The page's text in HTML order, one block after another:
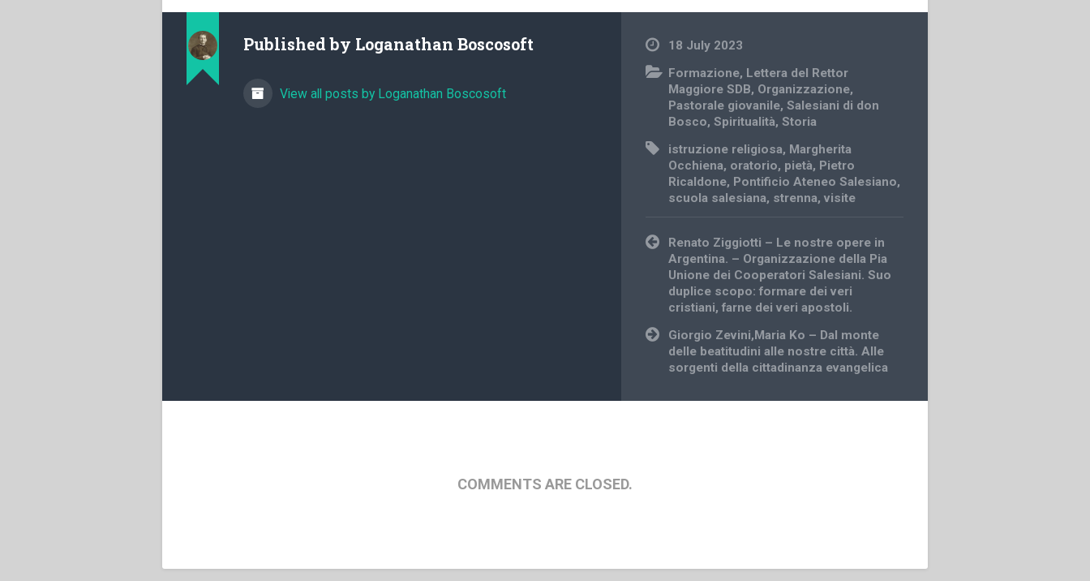
Published by Loganathan Boscosoft
View all posts by Loganathan Boscosoft
18 July 2023
Formazione, Lettera del Rettor
Maggiore SDB, Organizzazione,
Pastorale giovanile,Salesiani di don
Bosco,Spiritualità,Storia
istruzione religiosa, Margherita
Occhiena, oratorio, pietà, Pietro
Ricaldone, Pontificio Ateneo Salesiano,
scuola salesiana, strenna,visite
Post
navigation
Renato Ziggiotti – Le nostre opere in
Argentina. – Organizzazione della Pia
Unione dei Cooperatori Salesiani. Suo
duplice scopo: formare dei veri
cristiani, farne dei veri apostoli.
Giorgio Zevini,Maria Ko – Dal monte
delle beatitudini alle nostre città. Alle
sorgenti della cittadinanza evangelica
COMMENTS ARE CLOSED.